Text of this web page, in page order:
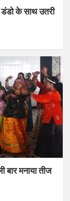
के साथ उतरी
बार मनाया तीज